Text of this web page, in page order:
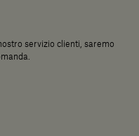
servizio clienti, saremo